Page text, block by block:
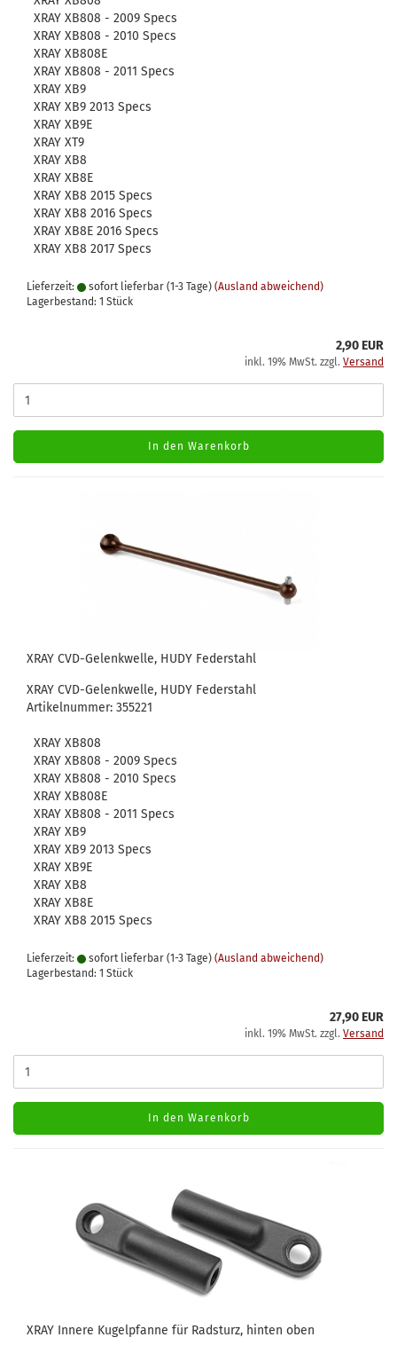
XRAY XB808 - 2009 Specs
XRAY XB808 - 2010 Specs
XRAY XB808E
XRAY XB808 - 2011 Specs
XRAY XB9
XRAY XB9 2013 Specs
XRAY XB9E
XRAY XT9
XRAY XB8
XRAY XB8E
XRAY XB8 2015 Specs
XRAY XB8 2016 Specs
XRAY XB8E 2016 Specs
XRAY XB8 2017 Specs
Lieferzeit: sofort lieferbar (1-3 Tage) (Ausland abweichend)
Lagerbestand: 1 Stück
2,90 EUR
inkl. 19% MwSt. zzgl. Versand
In den Warenkorb
XRAY CVD-Gelenkwelle, HUDY Federstahl
XRAY CVD-Gelenkwelle, HUDY Federstahl
Artikelnummer: 355221
XRAY XB808
XRAY XB808 - 2009 Specs
XRAY XB808 - 2010 Specs
XRAY XB808E
XRAY XB808 - 2011 Specs
XRAY XB9
XRAY XB9 2013 Specs
XRAY XB9E
XRAY XB8
XRAY XB8E
XRAY XB8 2015 Specs
Lieferzeit: sofort lieferbar (1-3 Tage) (Ausland abweichend)
Lagerbestand: 1 Stück
27,90 EUR
inkl. 19% MwSt. zzgl. Versand
In den Warenkorb
XRAY Innere Kugelpfanne für Radsturz, hinten oben